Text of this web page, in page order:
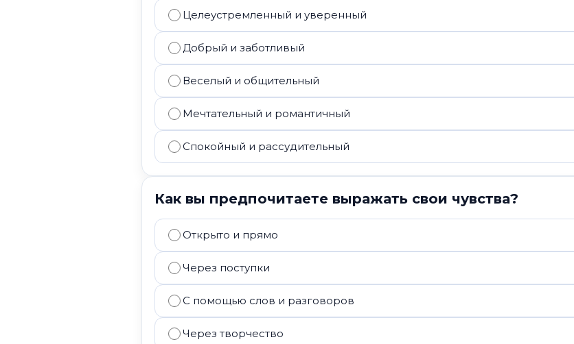
Целеустремленный и уверенный
Добрый и заботливый
Веселый и общительный
Мечтательный и романтичный
Спокойный и рассудительный
Как вы предпочитаете выражать свои чувства?
Открыто и прямо
Через поступки
С помощью слов и разговоров
Через творчество